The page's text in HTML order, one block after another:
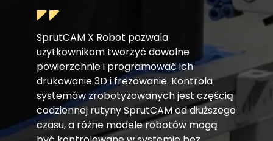
SprutCAM X Robot pozwala
użytkownikom tworzyć dowolne
powierzchnie i programować ich
drukowanie 3D i frezowanie. Kontrola
systemów zrobotyzowanych jest częścią
codziennej rutyny SprutCAM od dłuższego
czasu, a różne modele robotów mogą